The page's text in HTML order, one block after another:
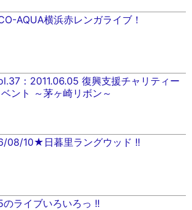
AQUA横浜赤レンガライブ！
：2011.06.05 復興支援チャリティー
ント ～茅ヶ崎リボン～
08/10★日暮里ラングウッド !!
のライブいろいろっ !!